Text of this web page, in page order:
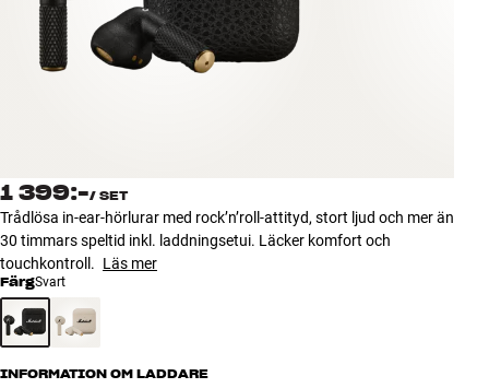
Tillbehör
INSPIRATION
NYHETER
ERBJUDANDEN
Hitta Butik
Kundtjänst
Logga in
1 399:-/ SET
Trådlösa in-ear-hörlurar med rock’n’roll-attityd, stort ljud och mer än
30 timmars speltid inkl. laddningsetui. Läcker komfort och
touchkontroll. Läs mer
FärgSvart
INFORMATION OM LADDARE